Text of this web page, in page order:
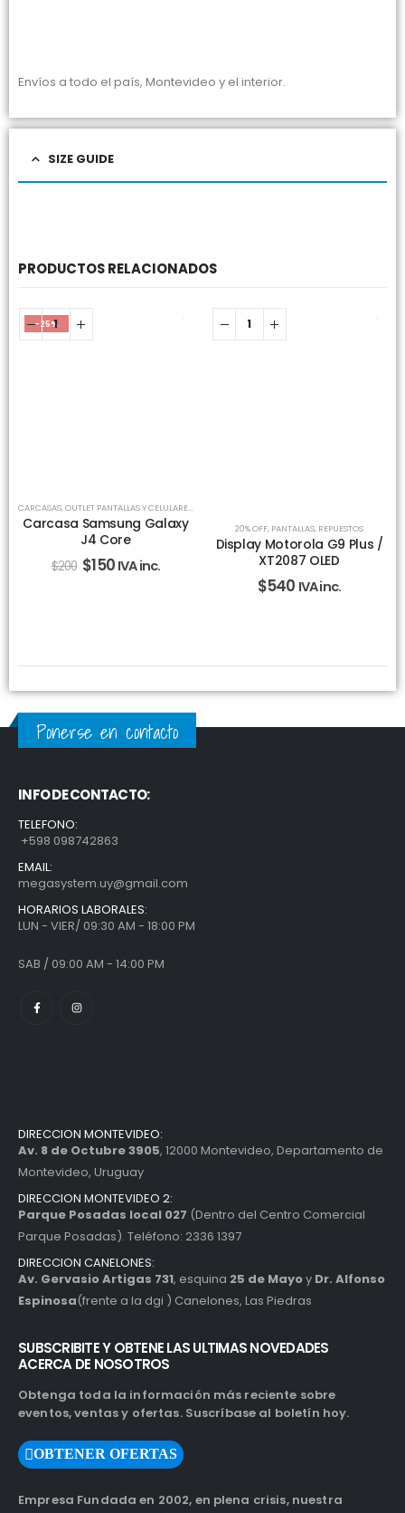
Envíos a todo el país, Montevideo y el interior.
SIZE GUIDE
PRODUCTOS RELACIONADOS
-25%
CARCASAS,OUTLET PANTALLAS Y CELULARES
Carcasa Samsung Galaxy
J4 Core
$200 $150 IVA inc.
20% OFF, PANTALLAS, REPUESTOS
Display Motorola G9 Plus /
XT2087 OLED
$540 IVA inc.
Ponerse en contacto
INFO DE CONTACTO:
TELEFONO:
+598 098742863
EMAIL:
megasystem.uy@gmail.com
HORARIOS LABORALES:
LUN - VIER/ 09:30 AM - 18:00 PM
SAB / 09:00 AM - 14:00 PM
DIRECCION MONTEVIDEO:
Av. 8 de Octubre 3905, 12000 Montevideo, Departamento de
Montevideo, Uruguay
DIRECCION MONTEVIDEO 2:
Parque Posadas local 027 (Dentro del Centro Comercial
Parque Posadas). Teléfono: 2336 1397
DIRECCION CANELONES:
Av. Gervasio Artigas 731, esquina 25 de Mayoy Dr. Alfonso
Espinosa(frente a la dgi ) Canelones, Las Piedras
SUBSCRIBITE Y OBTENE LAS ULTIMAS NOVEDADES
ACERCA DE NOSOTROS
Obtenga toda la información más reciente sobre
eventos, ventas y ofertas. Suscríbase al boletín hoy.
OBTENER OFERTAS
Empresa Fundada en 2002, en plena crisis, nuestra